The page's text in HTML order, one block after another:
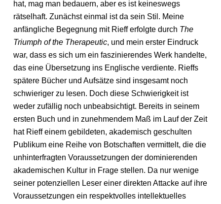
hat, mag man bedauern, aber es ist keineswegs
rätselhaft. Zunächst einmal ist da sein Stil. Meine
anfängliche Begegnung mit Rieff erfolgte durch The
Triumph of the Therapeutic, und mein erster Eindruck
war, dass es sich um ein faszinierendes Werk handelte,
das eine Übersetzung ins Englische verdiente. Rieffs
spätere Bücher und Aufsätze sind insgesamt noch
schwieriger zu lesen. Doch diese Schwierigkeit ist
weder zufällig noch unbeabsichtigt. Bereits in seinem
ersten Buch und in zunehmendem Maß im Lauf der Zeit
hat Rieff einem gebildeten, akademisch geschulten
Publikum eine Reihe von Botschaften vermittelt, die die
unhinterfragten Voraussetzungen der dominierenden
akademischen Kultur in Frage stellen. Da nur wenige
seiner potenziellen Leser einer direkten Attacke auf ihre
Voraussetzungen ein respektvolles intellektuelles